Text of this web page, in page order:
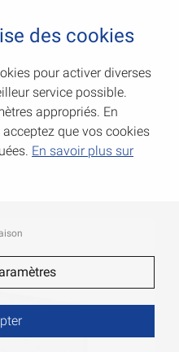
des cookies
pour activer diverses
service possible.
appropriés. En
que vos cookies
En savoir plus sur